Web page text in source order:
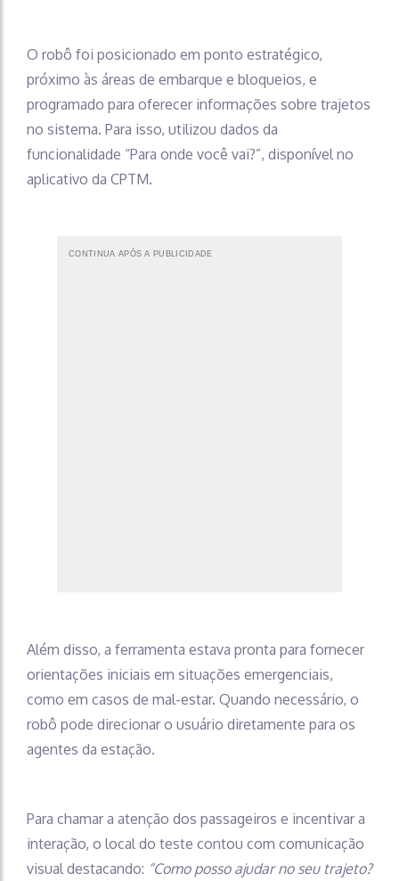
O robô foi posicionado em ponto estratégico,
próximo às áreas de embarque e bloqueios, e
programado para oferecer informações sobre trajetos
no sistema. Para isso, utilizou dados da
funcionalidade “Para onde você vai?”, disponível no
aplicativo da CPTM.
CONTINUA APÓS A PUBLICIDADE
Além disso, a ferramenta estava pronta para fornecer
orientações iniciais em situações emergenciais,
como em casos de mal-estar. Quando necessário, o
robô pode direcionar o usuário diretamente para os
agentes da estação.
Para chamar a atenção dos passageiros e incentivar a
interação, o local do teste contou com comunicação
visual destacando: “Como posso ajudar no seu trajeto?